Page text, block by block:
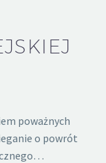
poważnych
o powrót